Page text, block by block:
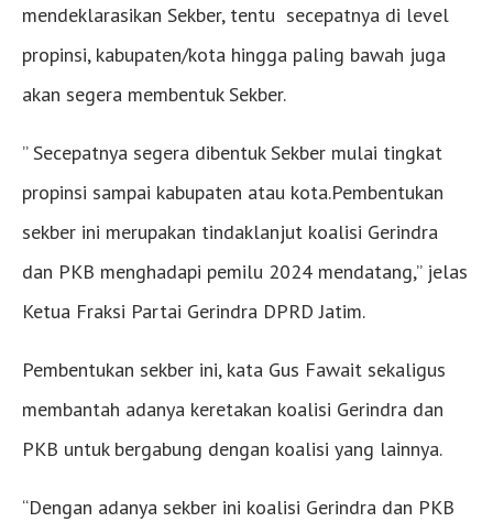
mendeklarasikan Sekber, tentu secepatnya di level
propinsi, kabupaten/kota hingga paling bawah juga
akan segera membentuk Sekber.
” Secepatnya segera dibentuk Sekber mulai tingkat
propinsi sampai kabupaten atau kota.Pembentukan
sekber ini merupakan tindaklanjut koalisi Gerindra
dan PKB menghadapi pemilu 2024 mendatang,” jelas
Ketua Fraksi Partai Gerindra DPRD Jatim.
Pembentukan sekber ini, kata Gus Fawait sekaligus
membantah adanya keretakan koalisi Gerindra dan
PKB untuk bergabung dengan koalisi yang lainnya.
“Dengan adanya sekber ini koalisi Gerindra dan PKB